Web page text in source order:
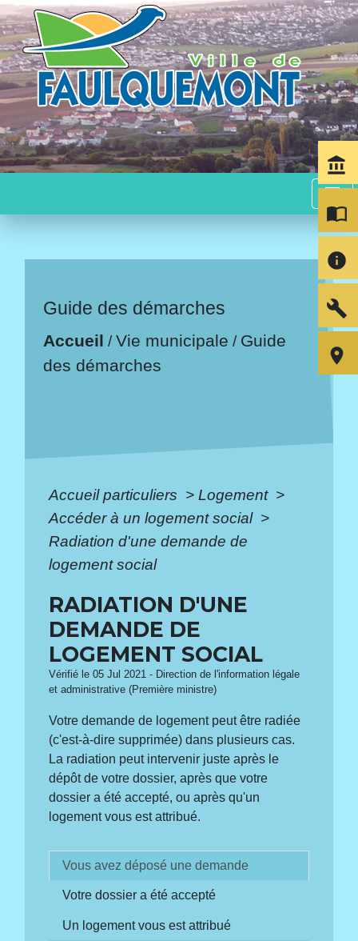
menu
Guide des démarches
Accueil /Vie municipale / Guide
des démarches
Accueil particuliers > Logement >
Accéder à un logement social >
Radiation d'une demande de
logement social
RADIATION D'UNE
DEMANDE DE
LOGEMENT SOCIAL
Vérifié le 05 Jul 2021 - Direction de l'information légale
et administrative (Première ministre)
Votre demande de logement peut être radiée
(c'est-à-dire supprimée) dans plusieurs cas.
La radiation peut intervenir juste après le
dépôt de votre dossier, après que votre
dossier a été accepté, ou après qu'un
logement vous est attribué.
Vous avez déposé une demande
Votre dossier a été accepté
Un logement vous est attribué
account_balance
import_contacts
info
build
room